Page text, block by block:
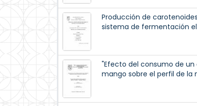
Producción de
sistema de fermentación
"Efecto del consumo de
mango sobre el perfil de la